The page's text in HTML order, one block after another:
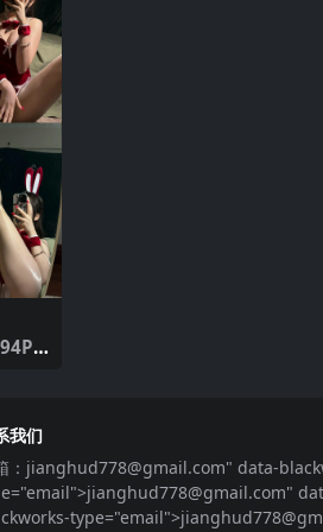
我们
： jianghud778@gmail.com" data-
jianghud778@gmail.com"
type="email">